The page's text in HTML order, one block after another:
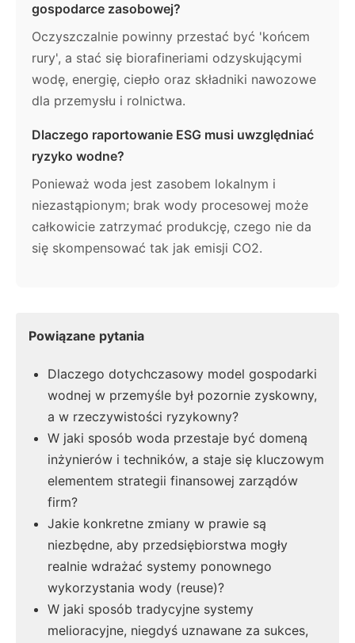
gospodarce zasobowej?
Oczyszczalnie powinny przestać być 'końcem
rury', a stać się biorafineriami odzyskującymi
wodę, energię, ciepło oraz składniki nawozowe
dla przemysłu i rolnictwa.
Dlaczego raportowanie ESG musi uwzględniać
ryzyko wodne?
Ponieważ woda jest zasobem lokalnym i
niezastąpionym; brak wody procesowej może
całkowicie zatrzymać produkcję, czego nie da
się skompensować tak jak emisji CO2.
Powiązane pytania
Dlaczego dotychczasowy model gospodarki
wodnej w przemyśle był pozornie zyskowny,
a w rzeczywistości ryzykowny?
W jaki sposób woda przestaje być domeną
inżynierów i techników, a staje się kluczowym
elementem strategii finansowej zarządów
firm?
Jakie konkretne zmiany w prawie są
niezbędne, aby przedsiębiorstwa mogły
realnie wdrażać systemy ponownego
wykorzystania wody (reuse)?
W jaki sposób tradycyjne systemy
melioracyjne, niegdyś uznawane za sukces,